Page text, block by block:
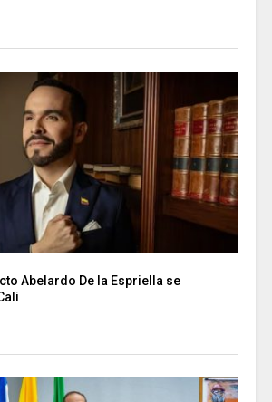
Abelardo De la Espriella se